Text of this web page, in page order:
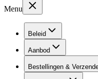
Menu
Beleid
Aanbod
Bestellingen &